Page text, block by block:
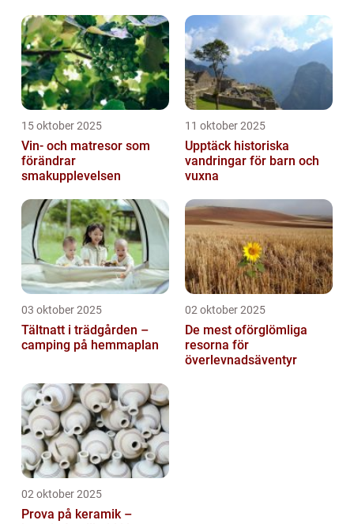
15 oktober 2025
Vin- och matresor som
förändrar
smakupplevelsen
11 oktober 2025
Upptäck historiska
vandringar för barn och
vuxna
03 oktober 2025
Tältnatt i trädgården –
camping på hemmaplan
02 oktober 2025
De mest oförglömliga
resorna för
överlevnadsäventyr
02 oktober 2025
Prova på keramik –